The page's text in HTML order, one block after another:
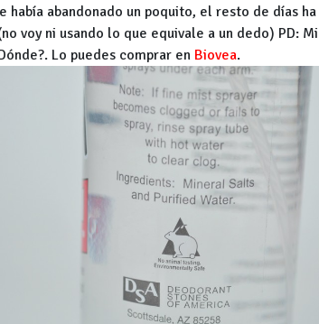
había abandonado un poquito, el resto de días
voy ni usando lo que equivale a un dedo) PD:
Lo puedes comprar en Biovea.